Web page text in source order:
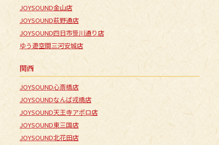
JOYSOUND金山店
JOYSOUND萩野通店
JOYSOUND四日市笹川通り店
ゆう遊空間三河安城店
関西
JOYSOUND心斎橋店
JOYSOUNDなんば戎橋店
JOYSOUND天王寺アポロ店
JOYSOUND東三国店
JOYSOUND北花田店